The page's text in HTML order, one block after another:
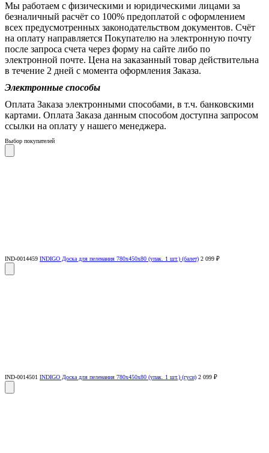
Мы работаем с физическими и юридическими лицами за
безналичный расчёт со 100% предоплатой с оформлением
всех предусмотренных законодательством документов. Счёт
на оплату направляется Покупателю на электронную почту
после запроса счета через форму на сайте либо по
электронной почте. Цена на заказанный товар действительна
в течение 2 дней с момента оформления Заказа.
Электронные способы
Оплата Заказа электронными способами, в т.ч. банковскими
картами. Оплата Заказа данным способом доступна запросом
ссылки на оплату у нашего менеджера.
Выбор покупателей
IND-0014459 INDIGO Доска для пеленания 780х450х80 (упак. 1 шт.) (балет) 2 099 ₽
IND-0014501 INDIGO Доска для пеленания 780х450х80 (упак. 1 шт.) (гуси) 2 099 ₽